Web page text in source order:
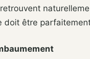
doit être